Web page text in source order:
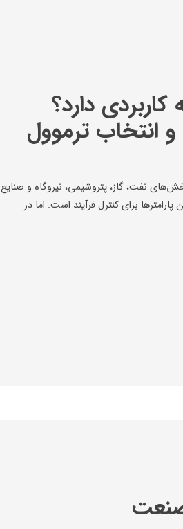
دارد؟
انتخاب ترموول
نفت، گاز، پتروشیمی، نیروگاه و صنایع
برای کنترل فرآیند است. اما در
صنعت